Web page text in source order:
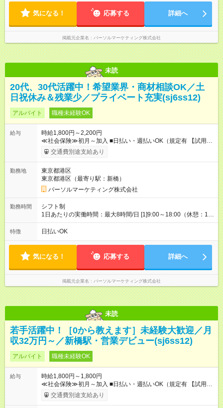
気になる！ 応募する 詳細へ
掲載元企業名 パーソルマーケティング株式会社
未読
20代、30代活躍中！希望業界・商材相談OK／土
日祝休み＆残業少／プライベート充実(sj6ss12)
アルバイト 職種未経験OK
給与
時給1,800円～2,200円
≪社会保険≫初月～加入 ■日払い・週払いOK（規定有 【試用期
間】試用期間なし
交通費別途支給あり
勤務地
東京都港区
東京都港区（最寄り駅：新橋）
パーソルマーケティング株式会社
勤務時間
シフト制
1日あたりの実働時間：最大8時間/日 [1]9:00～18:00（休憩：1時
間） [2]10:00～19:00（休憩：1時間） 土日祝休み週５日勤務
（休日: 固定制）※お仕事により異なります
特徴 日払いOK
気になる！ 応募する 詳細へ
掲載元企業名 パーソルマーケティング株式会社
未読
若手活躍中！［0から教えます］未経験大歓迎／月
収32万円～／新橋駅・営業デビュー(sj6ss12)
アルバイト 職種未経験OK
給与
時給1,800円～1,800円
≪社会保険≫初月～加入 ■日払い・週払いOK（規定有 【試用期
間】試用期間なし
交通費別途支給あり